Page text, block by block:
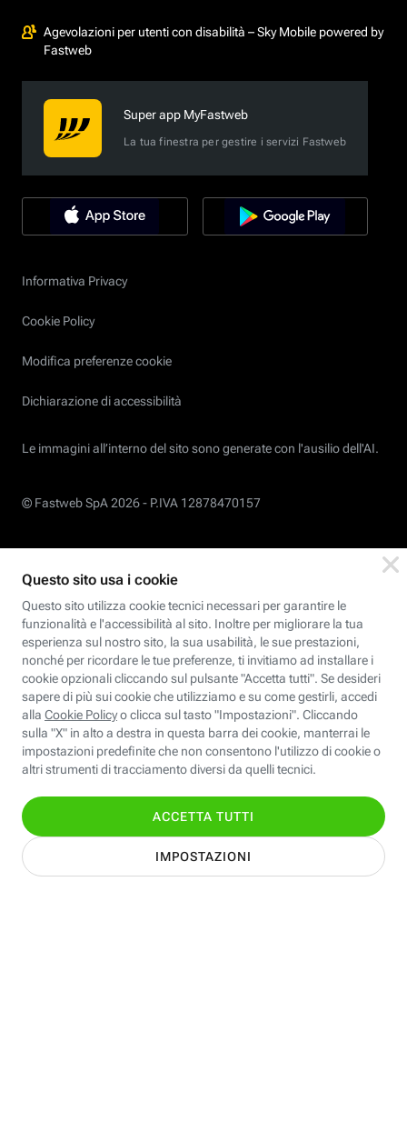
Agevolazioni per utenti con disabilità – Sky Mobile powered by
Fastweb
Super app MyFastweb
La tua finestra per gestire i servizi Fastweb
Informativa Privacy
Cookie Policy
Modifica preferenze cookie
Dichiarazione di accessibilità
Le immagini all’interno del sito sono generate con l'ausilio dell'AI.
© Fastweb SpA 2026 - P.IVA 12878470157